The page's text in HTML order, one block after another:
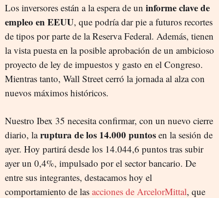
Los inversores están a la espera de un informe clave de
empleo en EEUU, que podría dar pie a futuros recortes
de tipos por parte de la Reserva Federal. Además, tienen
la vista puesta en la posible aprobación de un ambicioso
proyecto de ley de impuestos y gasto en el Congreso.
Mientras tanto, Wall Street cerró la jornada al alza con
nuevos máximos históricos.
Nuestro Ibex 35 necesita confirmar, con un nuevo cierre
diario, laruptura de los 14.000 puntos en la sesión de
ayer. Hoy partirá desde los 14.044,6 puntos tras subir
ayer un 0,4%, impulsado por el sector bancario. De
entre sus integrantes, destacamos hoy el
comportamiento de las acciones de ArcelorMittal, que